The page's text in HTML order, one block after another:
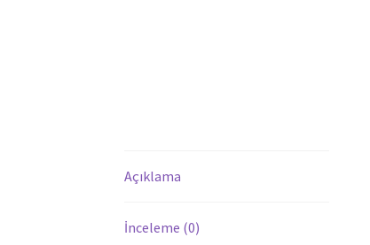
Açıklama
İnceleme (0)